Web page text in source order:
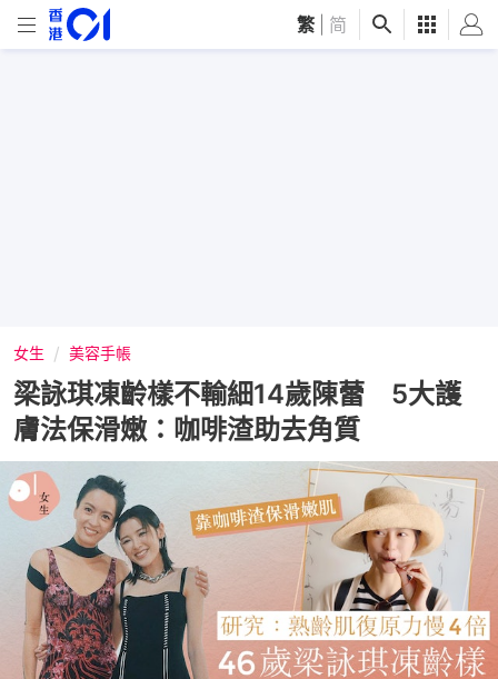
繁 简
女生 美容手帳
梁詠琪凍齡樣不輸細14歲陳蕾 5大護
膚法保滑嫩：咖啡渣助去角質